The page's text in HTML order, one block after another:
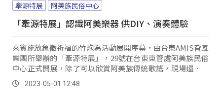
牽源特展
阿美族民俗中心
「牽源特展」認識阿美樂器 供DIY、演奏體驗
來賓施放象徵祈福的竹炮為活動展開序幕，由台東AMIS旮亙
樂團所舉辦的「牽源特展」，29號在台東東管處阿美族民俗
中心正式開展，除了可以欣賞阿美族傳統歌謠，現場還展示
各項阿美族傳統樂器，希望讓民眾能感受到阿美族傳統的生
活態度。
2023-05-01 12:48